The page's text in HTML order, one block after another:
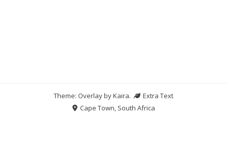
Theme: Overlay byKaira.
Extra Text
Cape Town, South Africa